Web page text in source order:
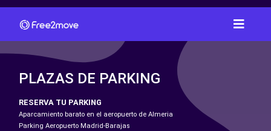
PLAZAS DE PARKING
RESERVA TU PARKING
Aparcamiento barato en el aeropuerto de Almeria
Parking Aeropuerto Madrid-Barajas